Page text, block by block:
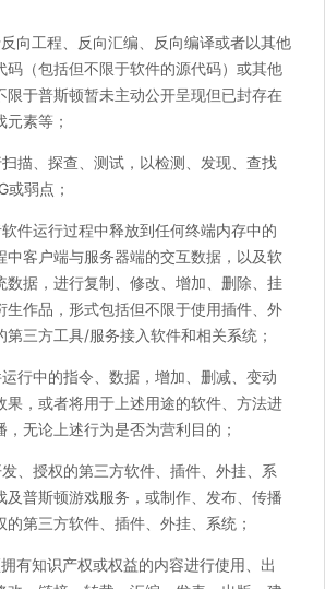
向工程、反向汇编、反向编译或者以其他
码（包括但不限于软件的源代码）或其他
限于普斯顿暂未主动公开呈现但已封存在
素等；
描、探查、测试，以检测、发现、查找
或弱点；
件运行过程中释放到任何终端内存中的
中客户端与服务器端的交互数据，以及软
数据，进行复制、修改、增加、删除、挂
生作品，形式包括但不限于使用插件、外
三方工具/服务接入软件和相关系统；
行中的指令、数据，增加、删减、变动
果，或者将用于上述用途的软件、方法进
无论上述行为是否为营利目的；
、授权的第三方软件、插件、外挂、系
及普斯顿游戏服务，或制作、发布、传播
第三方软件、插件、外挂、系统；
有知识产权或权益的内容进行使用、出